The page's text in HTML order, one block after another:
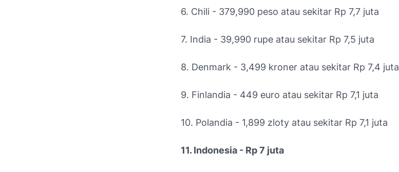
6. Chili - 379,990 peso atau sekitar Rp 7,7 juta
7. India - 39,990 rupe atau sekitar Rp 7,5 juta
8. Denmark - 3,499 kroner atau sekitar Rp 7,4 juta
9. Finlandia - 449 euro atau sekitar Rp 7,1 juta
10. Polandia - 1,899 zloty atau sekitar Rp 7,1 juta
11. Indonesia - Rp 7 juta